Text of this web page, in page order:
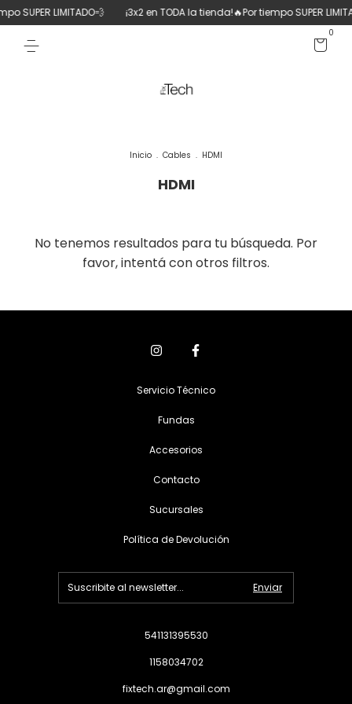
SUPER LIMITADO💨 ¡3x2 en TODA la tienda!🔥Por tiempo SUPER
0
Inicio . Cables . HDMI
HDMI
No tenemos resultados para tu búsqueda. Por
favor, intentá con otros filtros.
Servicio Técnico
Fundas
Accesorios
Contacto
Sucursales
Política de Devolución
541131395530
1158034702
fixtech.ar@gmail.com